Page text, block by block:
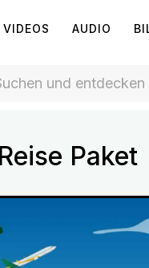
VIDEOS AUDIO
Paket